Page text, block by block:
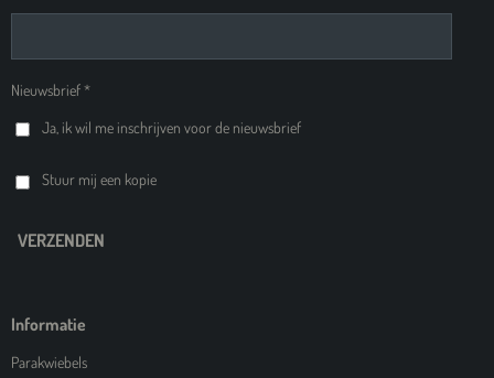
Nieuwsbrief *
Ja, ik wil me inschrijven voor de nieuwsbrief
Stuur mij een kopie
VERZENDEN
Informatie
Parakwiebels